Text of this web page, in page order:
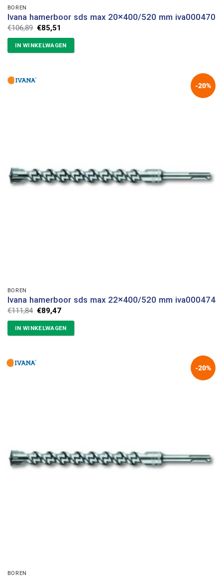
BOREN
Ivana hamerboor sds max 20×400/520 mm iva000470
€106,89 Oorspronkelijke
prijs
was:
€106,89.
€85,51
is:
€85,51.
IN WINKELWAGEN
-20%
BOREN
Ivana hamerboor sds max 22×400/520 mm iva000474
€111,84 Oorspronkelijke
prijs
was:
€111,84.
€89,47Huidige
is:
€89,47.
IN WINKELWAGEN
-20%
BOREN